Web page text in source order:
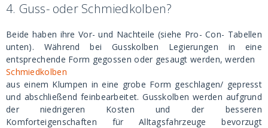
4. Guss- oder Schmiedkolben?
Beide haben ihre Vor- und Nachteile (siehe Pro- Con- Tabellen
unten). Während bei Gusskolben Legierungen in eine
entsprechende Form gegossen oder gesaugt werden, werden
Schmiedkolben
aus einem Klumpen in eine grobe Form geschlagen/ gepresst
und abschließend feinbearbeitet. Gusskolben werden aufgrund
der niedrigeren Kosten und der besseren
Komforteigenschaften für Alltagsfahrzeuge bevorzugt